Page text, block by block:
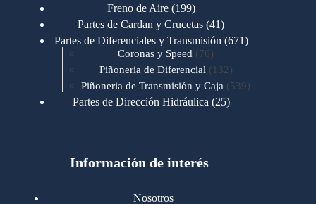
Freno de Aire 199199
productos
Partes de Cardan y Crucetas 4141
productos
Partes de Diferenciales y Transmisión 671671
Coronas y Speed 7676
productos
Piñoneria de Diferencial 132 132
productos
Piñoneria de Transmisión y Caja 539539
Partes de Dirección Hidráulica 2525
Motores Cummins 723
Información de interés
Nosotros